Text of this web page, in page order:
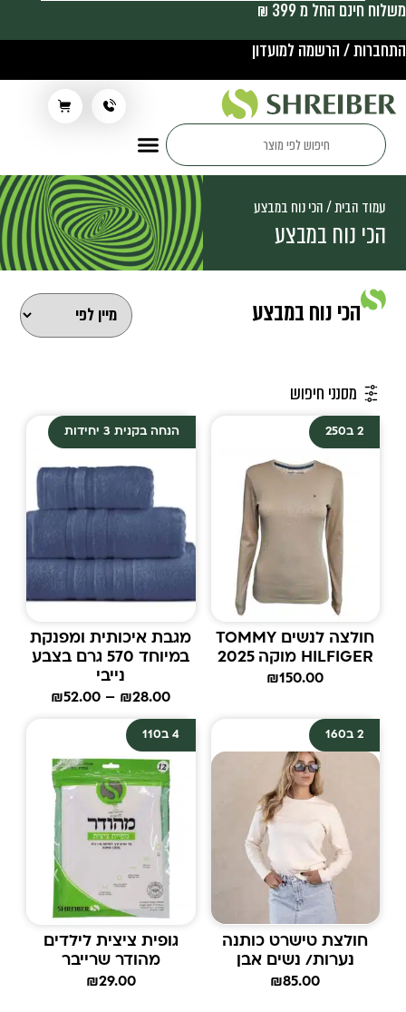
משלוח חינם החל מ 399 ₪
התחברות / הרשמה למועדון
עמוד הבית/ הכי נוח במבצע
הכי נוח במבצע
הכי נוח במבצע
מסנני חיפוש
2 ב250
חולצה לנשים TOMMY
HILFIGER מוקה 2025
₪150.00
הנחה בקנית 3 יחידות
מגבת איכותית ומפנקת
במיוחד 570 גרם בצבע
נייבי
₪28.00
–
₪52.00
2 ב160
חולצת טישרט כותנה
נערות/ נשים אבן
₪85.00
4 ב110
גופית ציצית לילדים
מהודר שרייבר
₪29.00